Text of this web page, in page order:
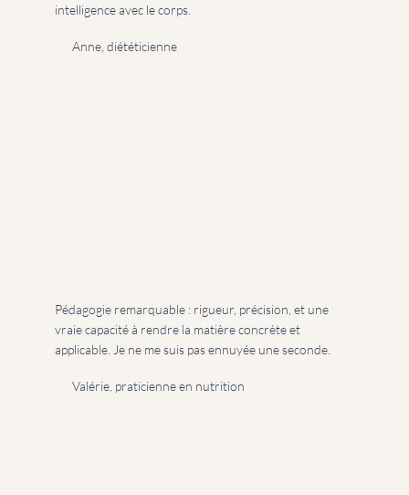
intelligence avec le corps.
Anne, diététicienne
Pédagogie remarquable : rigueur, précision, et une
vraie capacité à rendre la matière concrète et
applicable. Je ne me suis pas ennuyée une seconde.
Valérie, praticienne en nutrition